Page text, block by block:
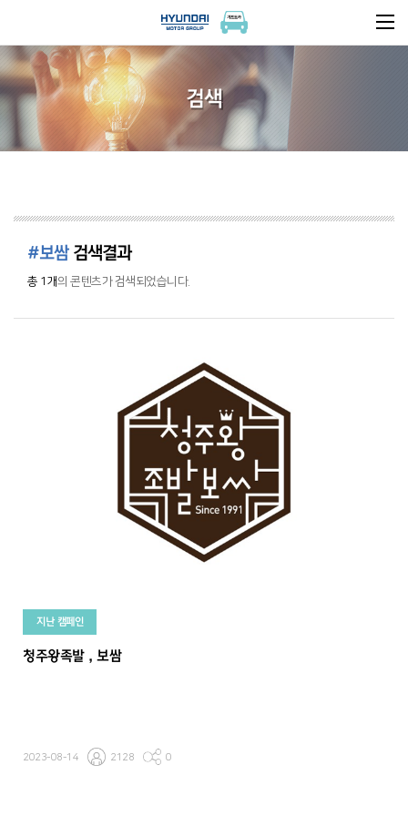
검색
#보쌈검색결과
총 1개의 콘텐츠가 검색되었습니다.
지난 캠페인
청주왕족발 , 보쌈
2023-08-14 2128 0